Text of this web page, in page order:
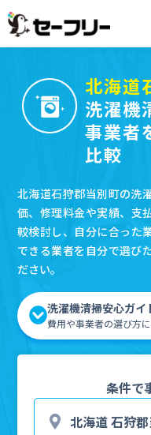
北海道
洗濯機
事業者
比較
北海道石狩郡当別町の洗
価、修理料金や実績、支
較検討し、自分に合った
できる業者を自分で選び
ださい。
洗濯機清掃安心ガイ
費用や事業者の選び方
条件で